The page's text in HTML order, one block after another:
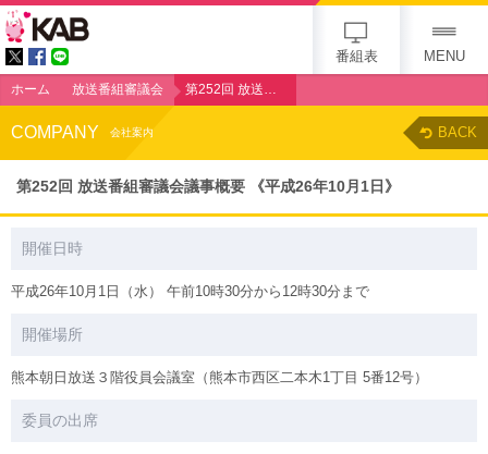
番組表 MENU
ホーム 放送番組審議会 第252回 放送番組審議会議事概要 《平成26年10月1日》
COMPANY 会社案内 BACK
第252回 放送番組審議会議事概要 《平成26年10月1日》
開催日時
平成26年10月1日（水） 午前10時30分から12時30分まで
開催場所
熊本朝日放送３階役員会議室（熊本市西区二本木1丁目 5番12号）
委員の出席